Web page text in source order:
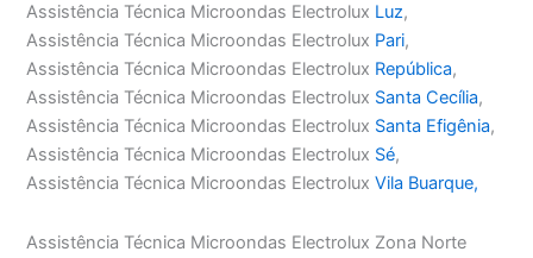
Assistência Técnica Microondas Electrolux Luz,
Assistência Técnica Microondas Electrolux Pari,
Assistência Técnica Microondas Electrolux República,
Assistência Técnica Microondas Electrolux Santa Cecília,
Assistência Técnica Microondas Electrolux Santa Efigênia,
Assistência Técnica Microondas Electrolux Sé,
Assistência Técnica Microondas ElectroluxVila Buarque,
Assistência Técnica Microondas Electrolux Zona Norte